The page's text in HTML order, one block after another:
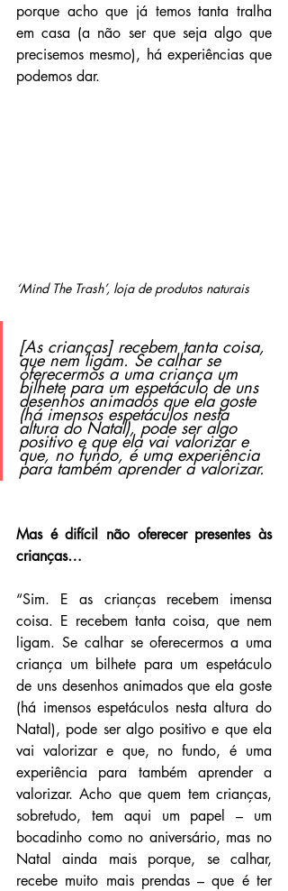
porque acho que já temos tanta tralha
em casa (a não ser que seja algo que
precisemos mesmo), há experiências que
podemos dar.
‘Mind The Trash’, loja de produtos naturais
[As crianças] recebem tanta coisa,
que nem ligam. Se calhar se
oferecermos a uma criança um
bilhete para um espetáculo de uns
desenhos animados que ela goste
(há imensos espetáculos nesta
altura do Natal), pode ser algo
positivo e que ela vai valorizar e
que, no fundo, é uma experiência
para também aprender a valorizar.
Mas é difícil não oferecer presentes às
crianças…
“Sim. E as crianças recebem imensa
coisa. E recebem tanta coisa, que nem
ligam. Se calhar se oferecermos a uma
criança um bilhete para um espetáculo
de uns desenhos animados que ela goste
(há imensos espetáculos nesta altura do
Natal), pode ser algo positivo e que ela
vai valorizar e que, no fundo, é uma
experiência para também aprender a
valorizar. Acho que quem tem crianças,
sobretudo, tem aqui um papel – um
bocadinho como no aniversário, mas no
Natal ainda mais porque, se calhar,
recebe muito mais prendas – que é ter